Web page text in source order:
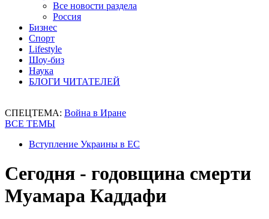
Все новости раздела
Россия
Бизнес
Спорт
Lifestyle
Шоу-биз
Наука
БЛОГИ ЧИТАТЕЛЕЙ
СПЕЦТЕМА: Война в Иране
ВСЕ ТЕМЫ
Вступление Украины в ЕС
Сегодня - годовщина смерти
Муамара Каддафи